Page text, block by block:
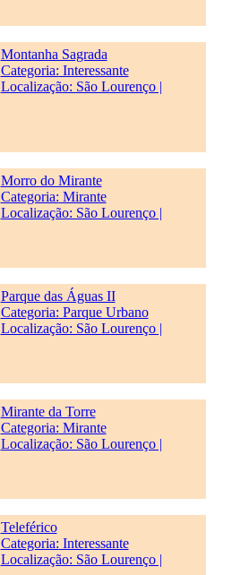
Montanha Sagrada
Categoria: Interessante
Localização: São Lourenço |
Morro do Mirante
Categoria: Mirante
Localização: São Lourenço |
Parque das Águas II
Categoria: Parque Urbano
Localização: São Lourenço |
Mirante da Torre
Categoria: Mirante
Localização: São Lourenço |
Teleférico
Categoria: Interessante
Localização: São Lourenço |